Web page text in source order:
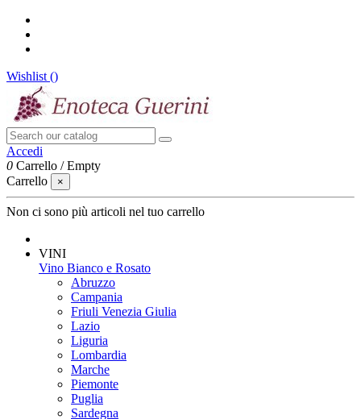
Wishlist ()
Accedi
0 Carrello /Empty
Carrello
×
Non ci sono più articoli nel tuo carrello
VINI
Vino Bianco e Rosato
Abruzzo
Campania
Friuli Venezia Giulia
Lazio
Liguria
Lombardia
Marche
Piemonte
Puglia
Sardegna